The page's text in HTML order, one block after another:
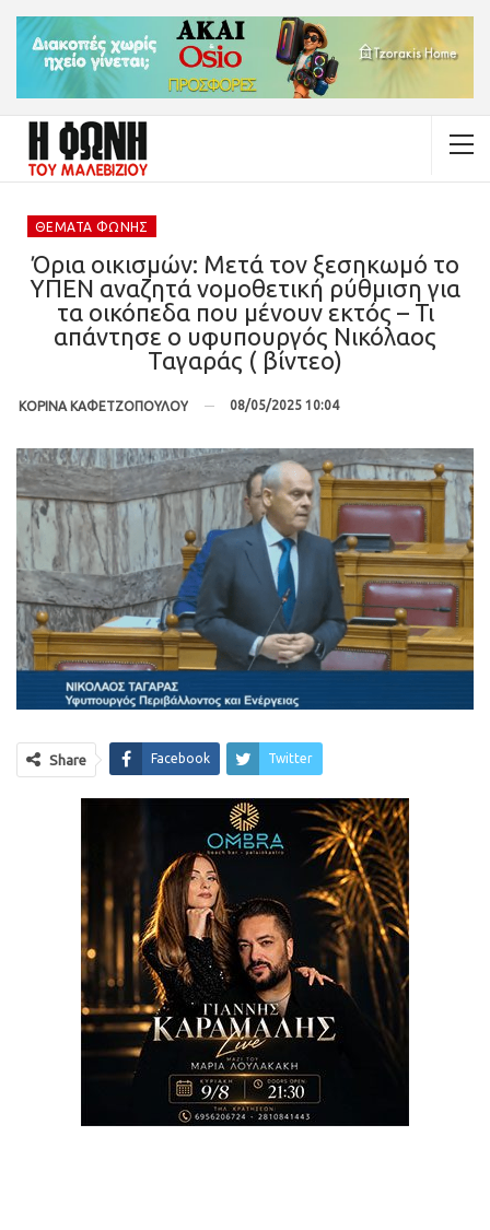
ΘΈΜΑΤΑ ΦΩΝΉΣ
Όρια οικισμών: Μετά τον ξεσηκωμό το
ΥΠΕΝ αναζητά νομοθετική ρύθμιση για
τα οικόπεδα που μένουν εκτός – Τι
απάντησε ο υφυπουργός Νικόλαος
Ταγαράς ( βίντεο)
ΚΟΡΙΝΑ ΚΑΦΕΤΖΟΠΟΥΛΟΥ 08/05/2025 10:04
Share Facebook Twitter